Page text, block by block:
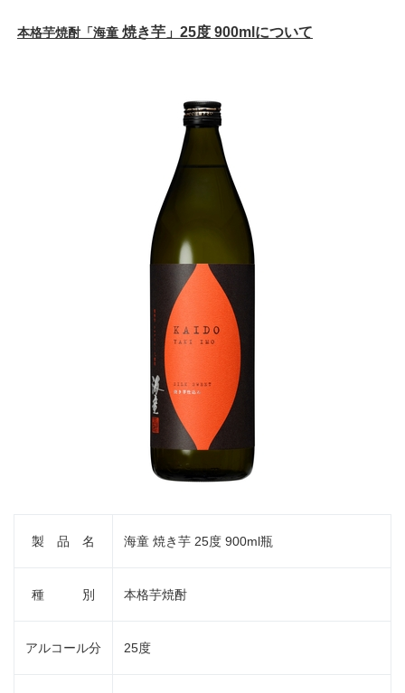
本格芋焼酎「海童 焼き芋」 25度 900ml について
製 品 名 海童 焼き芋 25度 900ml瓶
種 別 本格芋焼酎
アルコール分 25度